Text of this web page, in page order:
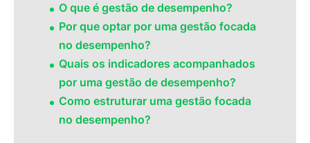
O que é gestão de desempenho?
Por que optar por uma gestão focada
no desempenho?
Quais os indicadores acompanhados
por uma gestão de desempenho?
Como estruturar uma gestão focada
no desempenho?